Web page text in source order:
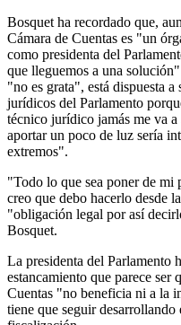
Bosquet ha recordado que,
Cámara de Cuentas es "un
como presidenta del
que lleguemos a una
"no es grata", está dispuesta
jurídicos del Parlamento
técnico jurídico jamás me va
aportar un poco de luz sería
extremos".
"Todo lo que sea poner de mi
creo que debo hacerlo desde
"obligación legal por así
Bosquet.
La presidenta del Parlamento
estancamiento que parece ser
Cuentas "no beneficia ni a la
tiene que seguir